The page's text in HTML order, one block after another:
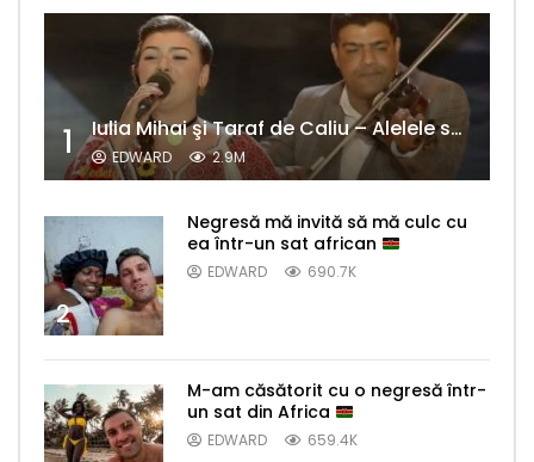
1 Iulia Mihai şi Taraf de Caliu – Alelele sălcioară (@#VedetaPopulară)
EDWARD 2.9M
2
Negresă mă invită să mă culc cu
ea într-un sat african
EDWARD 690.7K
M-am căsătorit cu o negresă într-
un sat din Africa
EDWARD 659.4K